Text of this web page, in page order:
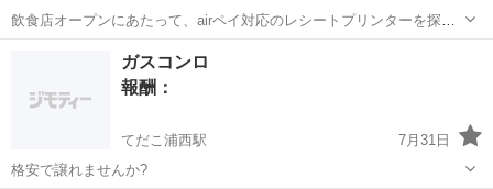
飲食店オープンにあたって、airペイ対応のレシートプリンターを探し
ています。中古でも使用に問題がなければ構いませんので、ご連絡下
ガスコンロ
報酬：
てだこ浦西駅
7月31日
格安で譲れませんか?